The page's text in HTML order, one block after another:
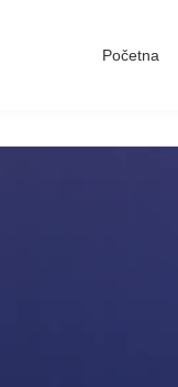
Početna